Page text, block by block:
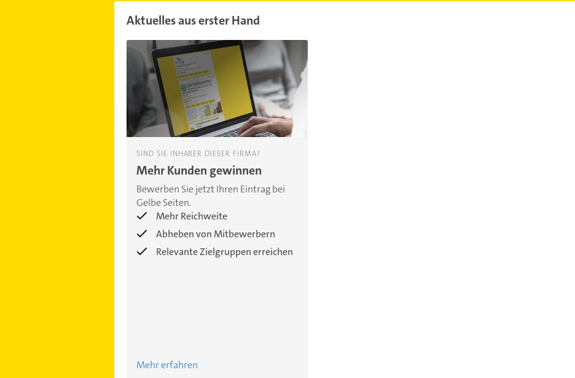
Aktuelles aus erster Hand
SIND SIE INHABER DIESER FIRMA?
Mehr Kunden gewinnen
Bewerben Sie jetzt Ihren Eintrag bei
Gelbe Seiten.
Mehr Reichweite
Abheben von Mitbewerbern
Relevante Zielgruppen erreichen
Mehr erfahren